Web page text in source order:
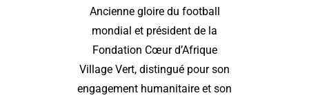
Ancienne gloire du football
mondial et président de la
Fondation Cœur d’Afrique
Village Vert, distingué pour son
engagement humanitaire et son